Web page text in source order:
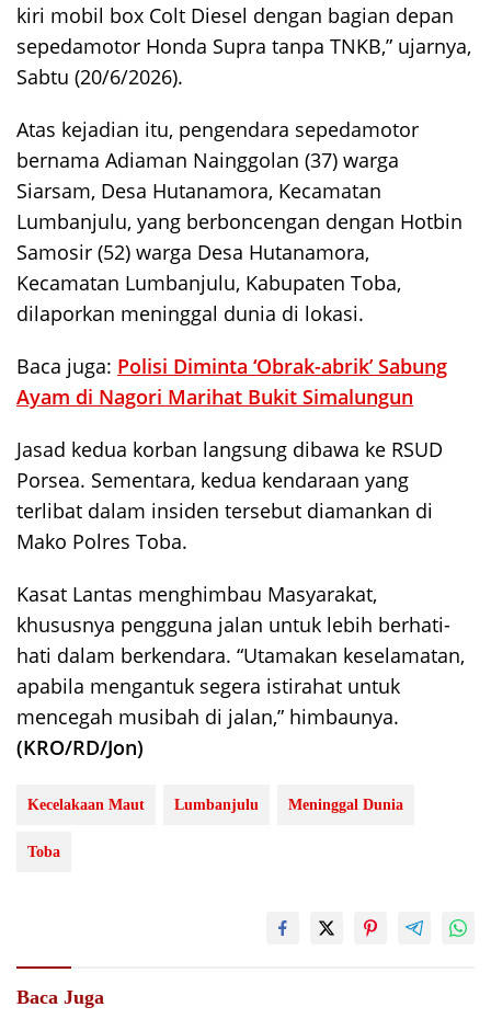
kiri mobil box Colt Diesel dengan bagian depan
sepedamotor Honda Supra tanpa TNKB,” ujarnya,
Sabtu (20/6/2026).
Atas kejadian itu, pengendara sepedamotor
bernama Adiaman Nainggolan (37) warga
Siarsam, Desa Hutanamora, Kecamatan
Lumbanjulu, yang berboncengan dengan Hotbin
Samosir (52) warga Desa Hutanamora,
Kecamatan Lumbanjulu, Kabupaten Toba,
dilaporkan meninggal dunia di lokasi.
Baca juga: Polisi Diminta ‘Obrak-abrik’ Sabung
Ayam di Nagori Marihat Bukit Simalungun
Jasad kedua korban langsung dibawa ke RSUD
Porsea. Sementara, kedua kendaraan yang
terlibat dalam insiden tersebut diamankan di
Mako Polres Toba.
Kasat Lantas menghimbau Masyarakat,
khususnya pengguna jalan untuk lebih berhati-
hati dalam berkendara. “Utamakan keselamatan,
apabila mengantuk segera istirahat untuk
mencegah musibah di jalan,” himbaunya.
(KRO/RD/Jon)
Kecelakaan Maut Lumbanjulu Meninggal Dunia
Toba
Baca Juga